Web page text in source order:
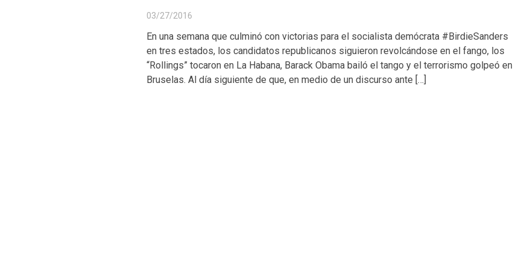
03/27/2016
En una semana que culminó con victorias para el socialista demócrata #BirdieSanders
en tres estados, los candidatos republicanos siguieron revolcándose en el fango, los
“Rollings” tocaron en La Habana, Barack Obama bailó el tango y el terrorismo golpeó en
Bruselas. Al día siguiente de que, en medio de un discurso ante […]